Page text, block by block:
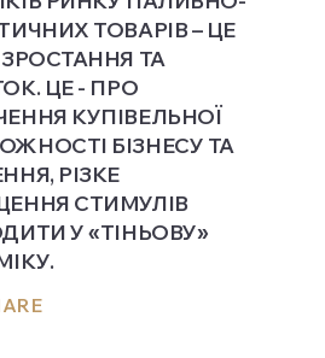
ТОВАРІВ – ЦЕ
ТА
ЦЕ - ПРО
КУПІВЕЛЬНОЇ
БІЗНЕСУ ТА
РІЗКЕ
СТИМУЛІВ
У «ТІНЬОВУ»